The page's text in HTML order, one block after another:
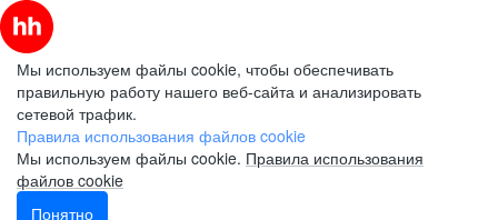
Мы используем файлы cookie, чтобы обеспечивать
правильную работу нашего веб-сайта и анализировать
сетевой трафик.
Правила использования файлов cookie
Мы используем файлы cookie. Правила использования
файлов cookie
Понятно